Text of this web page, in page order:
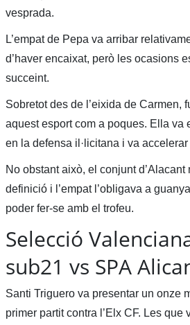
vesprada.
L’empat de Pepa va arribar
d’haver encaixat, però les ocasions
succeint.
Sobretot des de l’eixida de Carmen,
aquest esport com a poques. Ella va
en la defensa il·licitana i va accelerar
No obstant això, el conjunt d’Alacant
definició i l’empat l’obligava a
poder fer-se amb el trofeu.
Selecció
sub21 vs SPA
Santi Triguero va presentar un onze
primer partit contra l’Elx CF. Les que